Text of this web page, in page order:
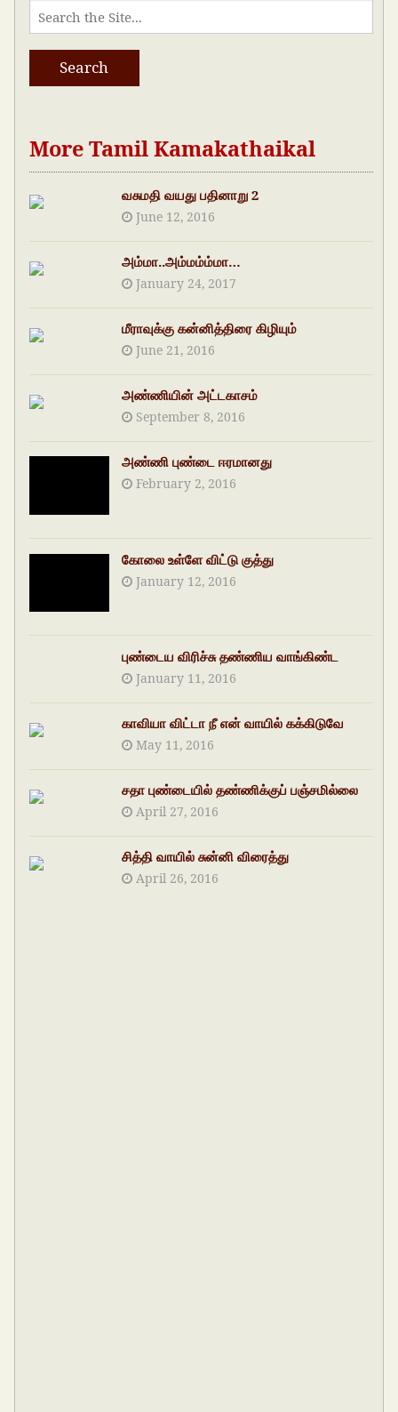
More Tamil Kamakathaikal
வசுமதி வயது பதினாறு 2
June 12, 2016
அம்மா..அம்மம்ம்மா…
January 24, 2017
மீராவுக்கு கன்னித்திரை கிழியும்
June 21, 2016
அண்ணியின் அட்டகாசம்
September 8, 2016
அண்ணி புண்டை ஈரமானது
February 2, 2016
கோலை உள்ளே விட்டு குத்து
January 12, 2016
புண்டைய விரிச்சு தண்ணிய வாங்கிண்ட
January 11, 2016
காவியா விட்டா நீ என் வாயில் கக்கிடுவே
May 11, 2016
சதா புண்டையில் தண்ணிக்குப் பஞ்சமில்லை
April 27, 2016
சித்தி வாயில் சுன்னி விரைத்து
April 26, 2016